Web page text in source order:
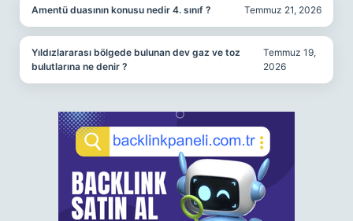
Amentü duasının konusu nedir 4. sınıf ? Temmuz 21, 2026
Yıldızlararası bölgede bulunan dev gaz ve toz
bulutlarına ne denir ?
Temmuz 19,
2026